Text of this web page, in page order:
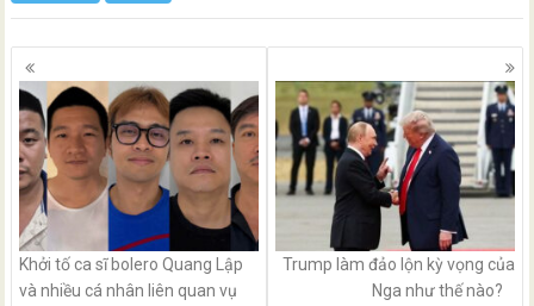
Posts
navigation
Khởi tố ca sĩ bolero Quang Lập
và nhiều cá nhân liên quan vụ
Trump làm đảo lộn kỳ vọng của
Nga như thế nào?